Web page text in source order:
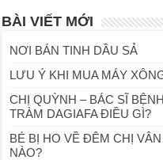
BÀI VIẾT MỚI
NƠI BÁN TINH DẦU SẢ
LƯU Ý KHI MUA MÁY
CHỊ QUỲNH – BÁC SĨ
TRÀM DAGIAFA ĐIỀU GÌ?
BÉ BỊ HO VỀ ĐÊM CHỊ
NÀO?